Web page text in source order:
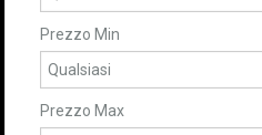
Prezzo Min
Prezzo Max